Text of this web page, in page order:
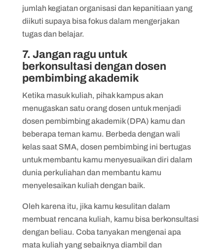
jumlah kegiatan organisasi dan kepanitiaan yang
diikuti supaya bisa fokus dalam mengerjakan
tugas dan belajar.
7. Jangan ragu untuk
berkonsultasi dengan dosen
pembimbing akademik
Ketika masuk kuliah, pihak kampus akan
menugaskan satu orang dosen untuk menjadi
dosen pembimbing akademik (DPA) kamu dan
beberapa teman kamu. Berbeda dengan wali
kelas saat SMA, dosen pembimbing ini bertugas
untuk membantu kamu menyesuaikan diri dalam
dunia perkuliahan dan membantu kamu
menyelesaikan kuliah dengan baik.
Oleh karena itu, jika kamu kesulitan dalam
membuat rencana kuliah, kamu bisa berkonsultasi
dengan beliau. Coba tanyakan mengenai apa
mata kuliah yang sebaiknya diambil dan